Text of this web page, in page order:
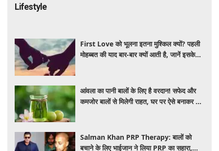
Lifestyle
First Love को भूलना इतना मुश्किल क्यों? पहली
मोहब्बत की याद बार-बार क्यों आती है, जानें इसके
आंवला का पानी बालों के लिए है वरदान! सफेद और
कमजोर बालों से मिलेगी राहत, घर पर ऐसे बनाकर करें
Salman Khan PRP Therapy: बालों को
बचाने के लिए भाईजान ने लिया PRP का सहारा,